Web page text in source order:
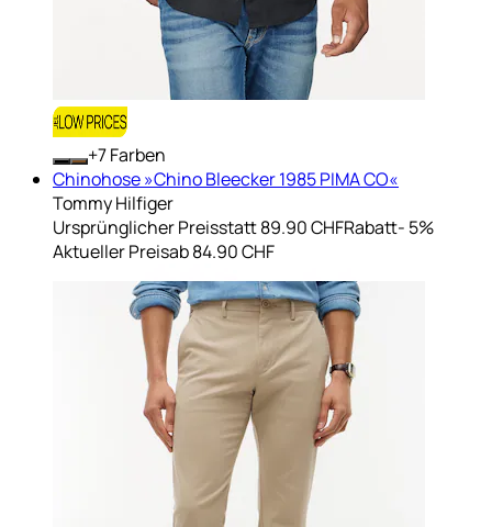
+ Farben
Chinohose »Chino Bleecker 1985 PIMA CO«
Tommy Hilfiger
Ursprünglicher Preisstatt 89.90 CHFRabatt- 5%
Aktueller Preisab84.90 CHF